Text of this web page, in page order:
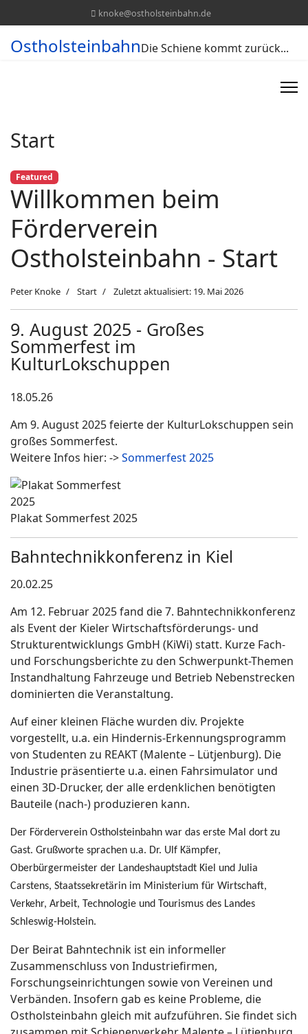
knoke@ostholsteinbahn.de
OstholsteinbahnDie Schiene kommt zurück...
Start
Featured
Willkommen beim
Förderverein
Ostholsteinbahn - Start
Peter Knoke Start Zuletzt aktualisiert: 19. Mai 2026
9. August 2025 - Großes
Sommerfest im
KulturLokschuppen
18.05.26
Am 9. August 2025 feierte der KulturLokschuppen sein
großes Sommerfest.
Weitere Infos hier: ->Sommerfest 2025
Plakat Sommerfest 2025
Bahntechnikkonferenz in Kiel
20.02.25
Am 12. Februar 2025 fand die 7. Bahntechnikkonferenz
als Event der Kieler Wirtschaftsförderungs- und
Strukturentwicklungs GmbH (KiWi) statt. Kurze Fach-
und Forschungsberichte zu den Schwerpunkt-Themen
Instandhaltung Fahrzeuge und Betrieb Nebenstrecken
dominierten die Veranstaltung.
Auf einer kleinen Fläche wurden div. Projekte
vorgestellt, u.a. ein Hindernis-Erkennungsprogramm
von Studenten zu REAKT (Malente – Lütjenburg). Die
Industrie präsentierte u.a. einen Fahrsimulator und
einen 3D-Drucker, der alle erdenklichen benötigten
Bauteile (nach-) produzieren kann.
Der Förderverein Ostholsteinbahn war das erste Mal dort zu
Gast. Grußworte sprachen u.a. Dr. Ulf Kämpfer,
Oberbürgermeister der Landeshauptstadt Kiel und Julia
Carstens, Staatssekretärin im Ministerium für Wirtschaft,
Verkehr, Arbeit, Technologie und Tourismus des Landes
Schleswig-Holstein.
Der Beirat Bahntechnik ist ein informeller
Zusammenschluss von Industriefirmen,
Forschungseinrichtungen sowie von Vereinen und
Verbänden. Insofern gab es keine Probleme, die
Ostholsteinbahn gleich mit aufzuführen. Sie findet sich